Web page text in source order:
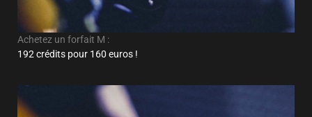
Achetez un forfait M :
192 crédits pour 160 euros !